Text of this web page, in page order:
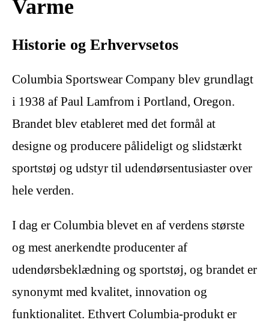
Varme
Historie og Erhvervsetos
Columbia Sportswear Company blev grundlagt
i 1938 af Paul Lamfrom i Portland, Oregon.
Brandet blev etableret med det formål at
designe og producere pålideligt og slidstærkt
sportstøj og udstyr til udendørsentusiaster over
hele verden.
I dag er Columbia blevet en af verdens største
og mest anerkendte producenter af
udendørsbeklædning og sportstøj, og brandet er
synonymt med kvalitet, innovation og
funktionalitet. Ethvert Columbia-produkt er